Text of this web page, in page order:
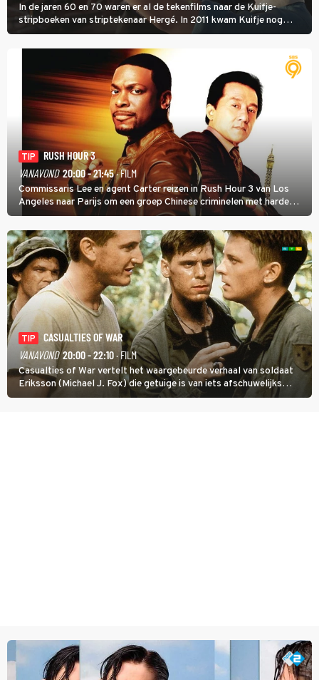
In de jaren 60 en 70 waren er al de tekenfilms naar de Kuifje-
stripboeken van striptekenaar Hergé. In 2011 kwam Kuifje nog
meer tot leven in The Adventures of Tintin van Steven Spielberg.
TIP
RUSH HOUR 3
VANAVOND 20:00 - 21:45· FILM
Commissaris Lee en agent Carter reizen in Rush Hour 3 van Los
Angeles naar Parijs om een groep Chinese criminelen met harde
hand aan te pakken.
TIP
CASUALTIES OF WAR
VANAVOND 20:00 - 22:10· FILM
Casualties of War vertelt het waargebeurde verhaal van soldaat
Eriksson (Michael J. Fox) die getuige is van iets afschuwelijks
tijdens de Vietnamoorlog. Hij besluit uit de school te klappen.